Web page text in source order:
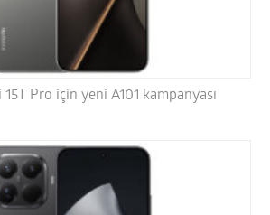
15T Pro için yeni A101 kampanyası